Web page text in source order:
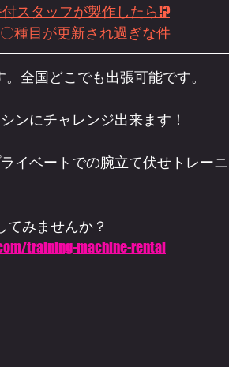
スタッフが製作したら!?
種目が更新され過ぎな件
全国どこでも出張可能です。
ンにチャレンジ出来ます！
イベートでの腕立て伏せトレーニ
てみませんか？
training-machine-rental